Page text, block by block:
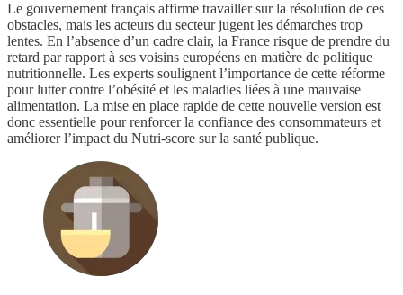
Le gouvernement français affirme travailler sur la résolution de ces
obstacles, mais les acteurs du secteur jugent les démarches trop
lentes. En l’absence d’un cadre clair, la France risque de prendre du
retard par rapport à ses voisins européens en matière de politique
nutritionnelle. Les experts soulignent l’importance de cette réforme
pour lutter contre l’obésité et les maladies liées à une mauvaise
alimentation. La mise en place rapide de cette nouvelle version est
donc essentielle pour renforcer la confiance des consommateurs et
améliorer l’impact du Nutri-score sur la santé publique.